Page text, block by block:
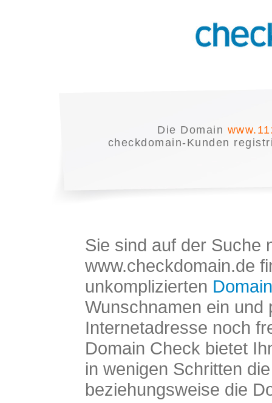
Die Domain
checkdomain-Kunden
Sie sind auf der Suche
www.checkdomain.de
unkomplizierten
Wunschnamen ein und
Internetadresse noch
Domain Check bietet
in wenigen Schritten
beziehungsweise die